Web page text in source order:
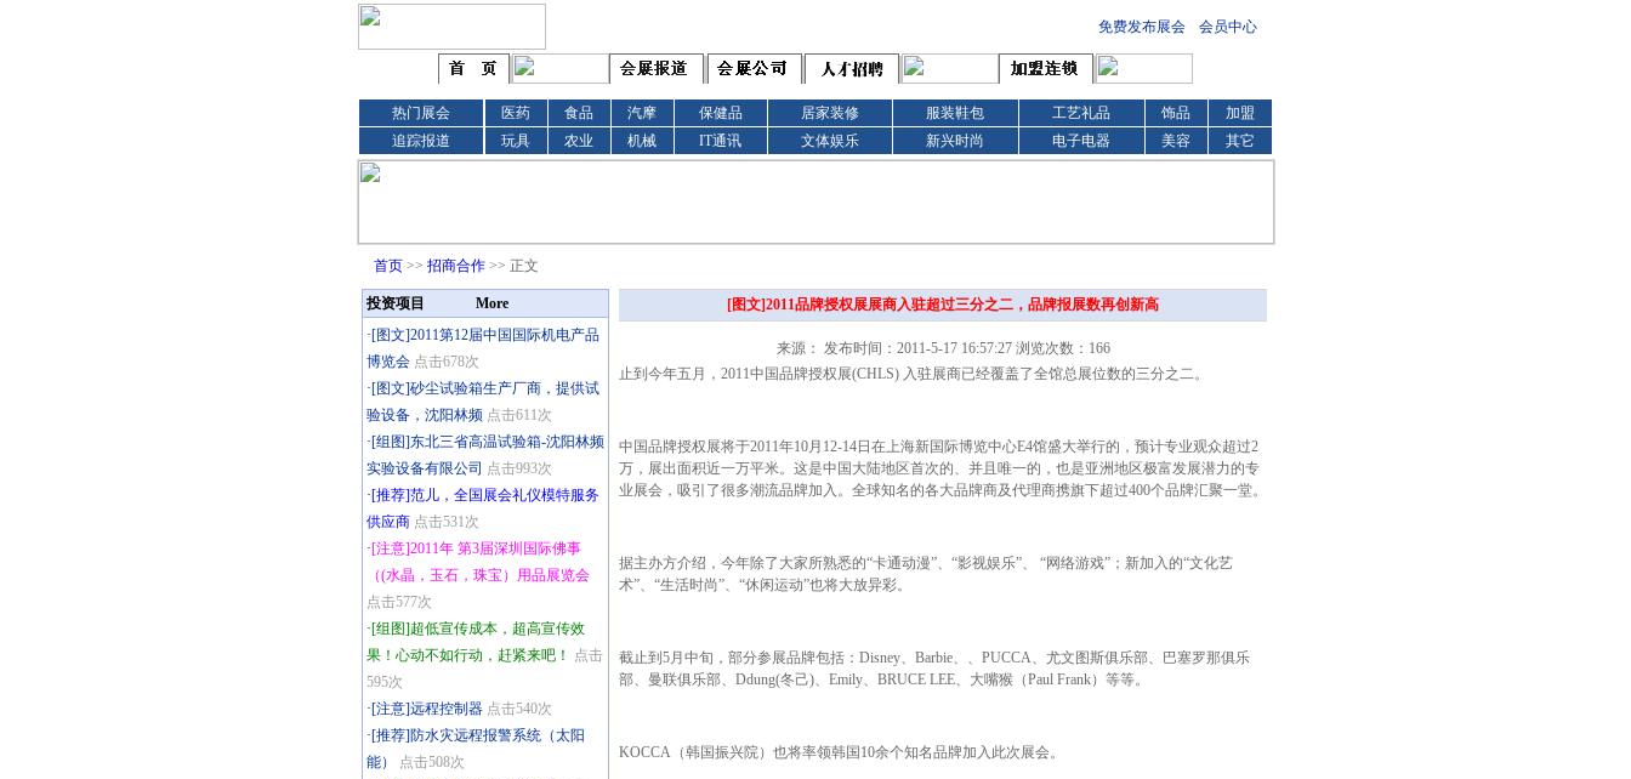
免费发布展会 会员中心
热门展会 医药 食品 汽摩 保健品 居家装修 服装鞋包 工艺礼品 饰品
加盟
追踪报道
玩具 农业 机械 IT通讯 文体娱乐 新兴时尚 电子电器 美容 其它
首页>> 招商合作 >> 正文
投资项目 More
·[图文]2011第12届中国国际机电产品
博览会 点击678次
·[图文]砂尘试验箱生产厂商，提供试
验设备，沈阳林频 点击611次
·[组图]东北三省高温试验箱-沈阳林频
实验设备有限公司 点击993次
·[推荐]范儿，全国展会礼仪模特服务
供应商 点击531次
·[注意]2011年 第3届深圳国际佛事
（(水晶，玉石，珠宝）用品展览会
点击577次
·[组图]超低宣传成本，超高宣传效
果！心动不如行动，赶紧来吧！
点击
595次
·[注意]远程控制器 点击540次
·[推荐]防水灾远程报警系统（太阳
能）
点击508次
[图文]2011品牌授权展展商入驻超过三分之二，品牌报展数再创新高
来源： 发布时间：2011-5-17 16:57:27 浏览次数：166
止到今年五月，2011中国品牌授权展(CHLS) 入驻展商已经覆盖了全馆总展位数的三分之二。
中国品牌授权展将于2011年10月12-14日在上海新国际博览中心E4馆盛大举行的，预计专业观众超过2
万，展出面积近一万平米。这是中国大陆地区首次的、并且唯一的，也是亚洲地区极富发展潜力的专
业展会，吸引了很多潮流品牌加入。全球知名的各大品牌商及代理商携旗下超过400个品牌汇聚一堂。
据主办方介绍，今年除了大家所熟悉的“卡通动漫”、“影视娱乐”、 “网络游戏”；新加入的“文化艺
术”、“生活时尚”、“休闲运动”也将大放异彩。
截止到5月中旬，部分参展品牌包括：Disney、Barbie、、PUCCA、尤文图斯俱乐部、巴塞罗那俱乐
部、曼联俱乐部、Ddung(冬己)、Emily、BRUCE LEE、大嘴猴（Paul Frank）等等。
KOCCA（韩国振兴院）也将率领韩国10余个知名品牌加入此次展会。